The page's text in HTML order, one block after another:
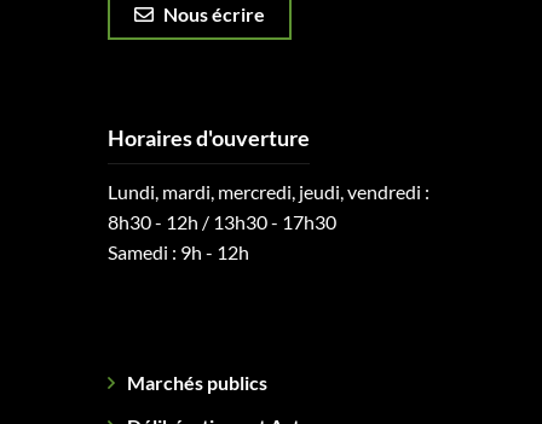
Nous écrire
Horaires d'ouverture
Lundi, mardi, mercredi, jeudi, vendredi :
8h30 - 12h / 13h30 - 17h30
Samedi : 9h - 12h
Marchés publics